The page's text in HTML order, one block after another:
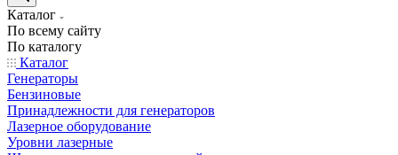
Каталог
По всему сайту
По каталогу
Каталог
Генераторы
Бензиновые
Принадлежности для генераторов
Лазерное оборудование
Уровни лазерные